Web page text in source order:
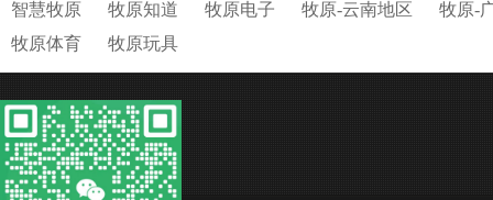
智慧牧原 牧原知道 牧原电子 牧原-云南地区
牧原-
牧原体育
牧原玩具